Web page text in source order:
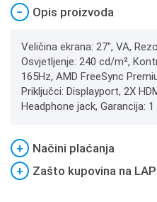
− Opis proizvoda
Veličina ekrana: 27", VA,
Osvjetljenje: 240 cd/m²,
165Hz, AMD FreeSync
Priključci: Displayport, 2X
Headphone jack, Garancija: 1
+
Načini plaćanja
+
Zašto kupovina na